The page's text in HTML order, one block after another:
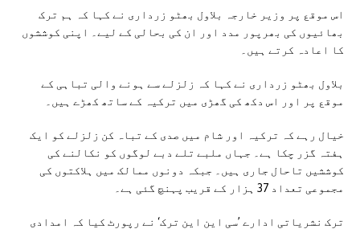
اس موقع پر وزیر خارجہ بلاول بھٹو زرداری نے کہا کہ ہم ترک
بھائیوں کی بھرپور مدد اور ان کی بحالی کے لیے۔ اپنی کوششوں
کا اعادہ کرتے ہیں۔
بلاول بھٹو زرداری نے کہا کہ زلزلے سے ہونے والی تباہی کے
موقع پر اور اس دکھ کی گھڑی میں ترکیہ کے ساتھ کھڑے ہیں۔
خیال رہے کہ ترکیہ اور شام میں صدی کے تباہ کن زلزلے کو ایک
ہفتہ گزر چکا ہے۔ جہاں ملبے تلے دبے لوگوں کو نکالنے کی
کوششیں تاحال جاری ہیں۔ جبکہ دونوں ممالک میں ہلاکتوں کی
مجموعی تعداد 37 ہزار کے قریب پہنچ گئی ہے۔
ترک نشریاتی ادارے ’سی این این ترک‘ نے رپورٹ کیا کہ امدادی